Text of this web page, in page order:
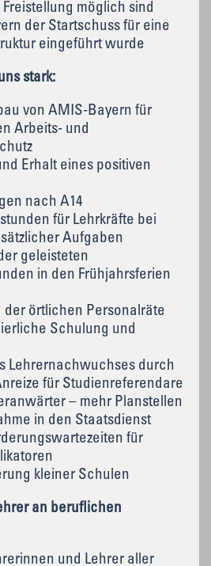
Freistellung möglich sind
der Startschuss für eine
eingeführt wurde
stark:
von AMIS-Bayern für
Arbeits- und
Erhalt eines positiven
nach A14
für Lehrkräfte bei
Aufgaben
geleisteten
in den Frühjahrsferien
der örtlichen Personalräte
Schulung und
Lehrernachwuchses durch
für Studienreferendare
– mehr Planstellen
in den Staatsdienst
für
kleiner Schulen
an beruflichen
und Lehrer aller